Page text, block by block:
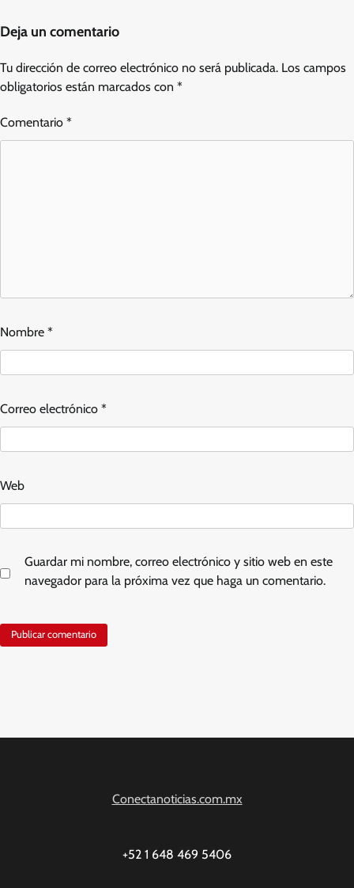
Deja un comentario
Tu dirección de correo electrónico no será publicada. Los campos
obligatorios están marcados con *
Comentario *
Nombre *
Correo electrónico *
Web
Guardar mi nombre, correo electrónico y sitio web en este
navegador para la próxima vez que haga un comentario.
Conectanoticias.com.mx
+52 1 648 469 5406